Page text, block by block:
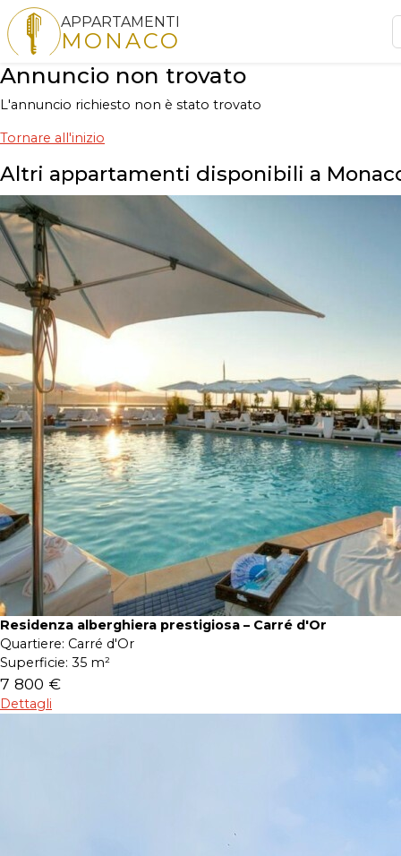
APPARTAMENTI
MONACO
Annuncio non trovato
L'annuncio richiesto non è stato trovato
Tornare all'inizio
Altri appartamenti disponibili a
Residenza alberghiera prestigiosa – Carré d'Or
Quartiere: Carré d'Or
Superficie: 35 m²
7 800 €
Dettagli